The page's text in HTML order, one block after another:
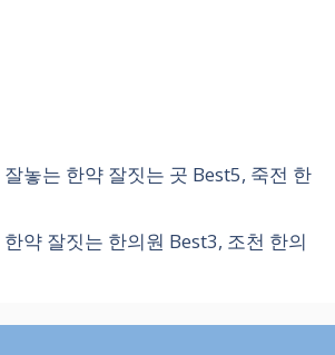
놓는 한약 잘짓는 곳 Best5, 죽전 한
약 잘짓는 한의원 Best3, 조천 한의